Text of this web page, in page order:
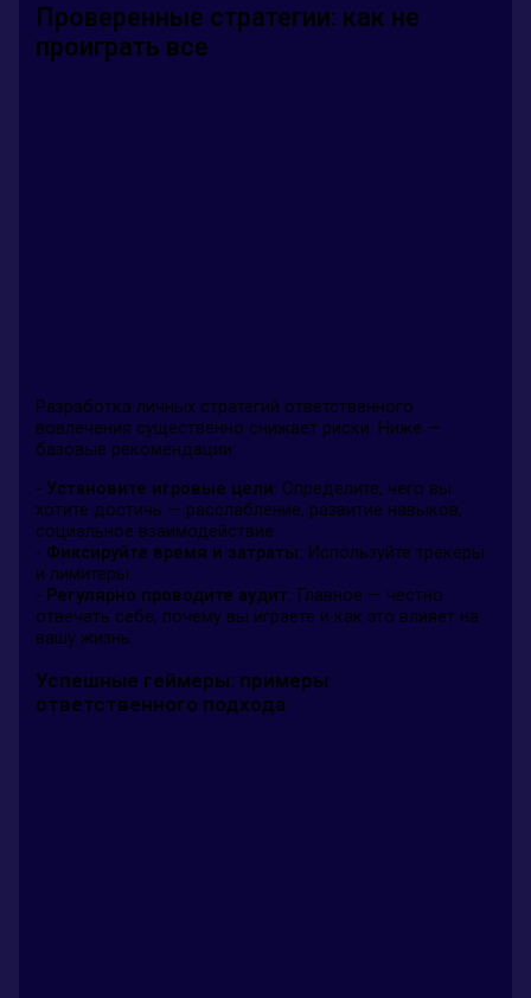
Проверенные стратегии: как не
проиграть все
Разработка личных стратегий ответственного
вовлечения существенно снижает риски. Ниже —
базовые рекомендации:
-Установите игровые цели: Определите, чего вы
хотите достичь — расслабление, развитие навыков,
социальное взаимодействие.
- Фиксируйте время и затраты: Используйте трекеры
и лимитеры.
- Регулярно проводите аудит: Главное — честно
отвечать себе, почему вы играете и как это влияет на
вашу жизнь.
Успешные геймеры: примеры
ответственного подхода